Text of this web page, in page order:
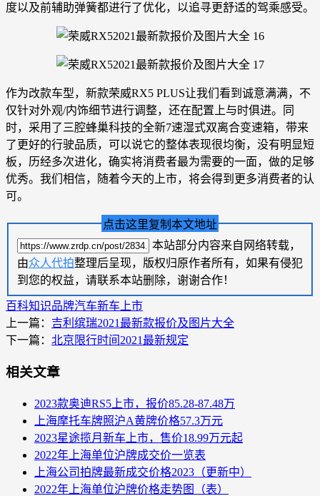
度以及前辅助弹簧都进行了优化，以追寻更舒适的驾乘感受。
作为改款车型，新款荣威RX5 PLUS让我们看到诚意满满，不
仅针对外观/内饰细节进行调整，还在配置上与时俱进。同
时，采用了三腔蜂巢科技的全新7速湿式双离合变速箱，带来
了更好的行驶品质，可以说它的整体表现很均衡，没有明显短
板，历经多次进化，确实将消费者最为需要的一面，做的足够
优秀。我们相信，随着今天的上市，将会得到更多消费者的认
可。
点击这里复制本文地址
本站部分内容来自网络转载，
由众人代拍整理后呈现，版权归原作者所有，如果有侵犯
到您的权益，请联系本站删除，谢谢合作！
百科知识品牌汽车新车上市
上一篇： 吉利缤瑞2021最新款报价及图片大全
下一篇： 北京限行时间2021最新规定
相关文章
2023款奥迪RS5上市，报价85.28-87.48万
上海摩托车牌照沪A黄牌价格57.3万元
2023星途揽月新车上市，售价18.99万元起
2022年上海单位沪牌成交价一览表
上海公司拍牌最新成交价格2023（更新中）
2022年上海单位沪牌价格走势图（表）